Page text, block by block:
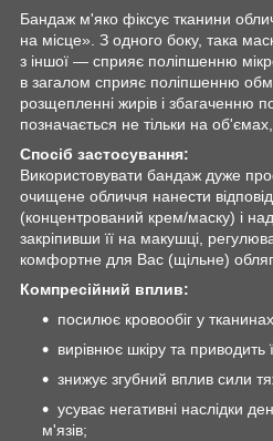
Бандаж м'яко фіксує тканини
на місце». З одного боку, така
з іншої — сприяє поліпшенню
в загалом сприяє поліпшенню
розщепленні жирів і збагаченню
позначається не тільки на
Спосіб застосування:
Використовувати бандаж дуже
очищене обличчя нанести
(концентрований крем/маску) і
закріпивши її на макушці,
комфортне для Вас (щільне)
Компресійний вплив:
посилює кровообіг у
вирівнює шкіру та приводить
знижує згубний вплив сили
усуває негативні наслідки
м'язів;